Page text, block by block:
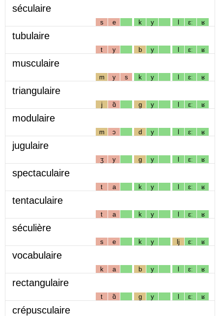
séculaire
s e k y l ɛː ʁ
tubulaire
t y b y l ɛː ʁ
musculaire
m y s k y l ɛː ʁ
triangulaire
j ɑ̃ g y l ɛː ʁ
modulaire
m ɔ d y l ɛː ʁ
jugulaire
ʒ y g y l ɛː ʁ
spectaculaire
t a k y l ɛː ʁ
tentaculaire
t a k y l ɛː ʁ
séculière
s e k y lj ɛː ʁ
vocabulaire
k a b y l ɛː ʁ
rectangulaire
t ɑ̃ g y l ɛː ʁ
crépusculaire